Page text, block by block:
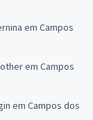
em Campos
em Campos
em Campos dos